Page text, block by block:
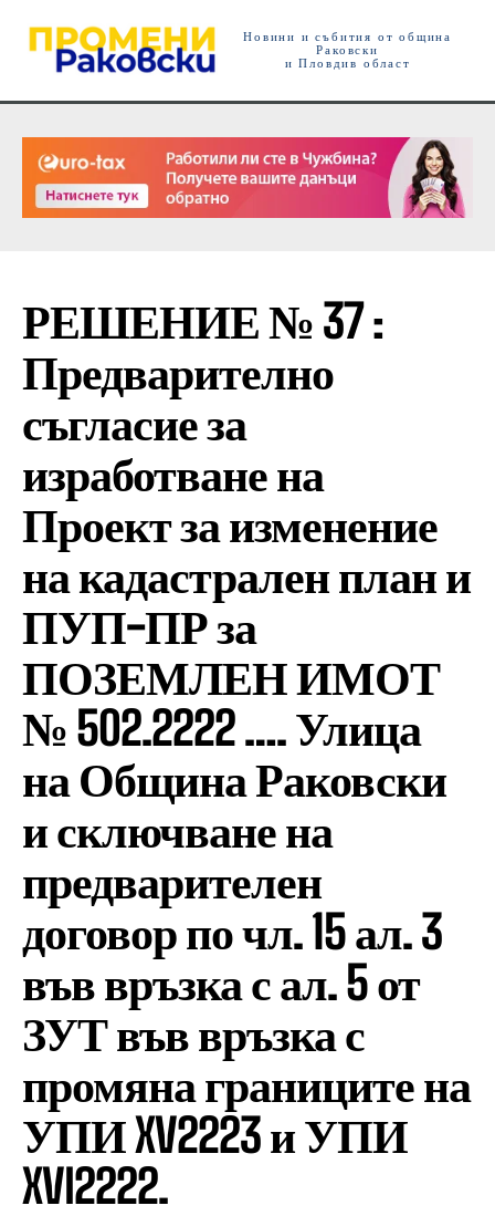
Новини и събития от община
Раковски
и Пловдив област
РЕШЕНИЕ № 37 :
Предварително
съгласие за
изработване на
Проект за изменение
на кадастрален план и
ПУП-ПР за
ПОЗЕМЛЕН ИМОТ
№ 502.2222 …. Улица
на Община Раковски
и сключване на
предварителен
договор по чл. 15 ал. 3
във връзка с ал. 5 от
ЗУТ във връзка с
промяна границите на
УПИ XV2223 и УПИ
XVI2222.